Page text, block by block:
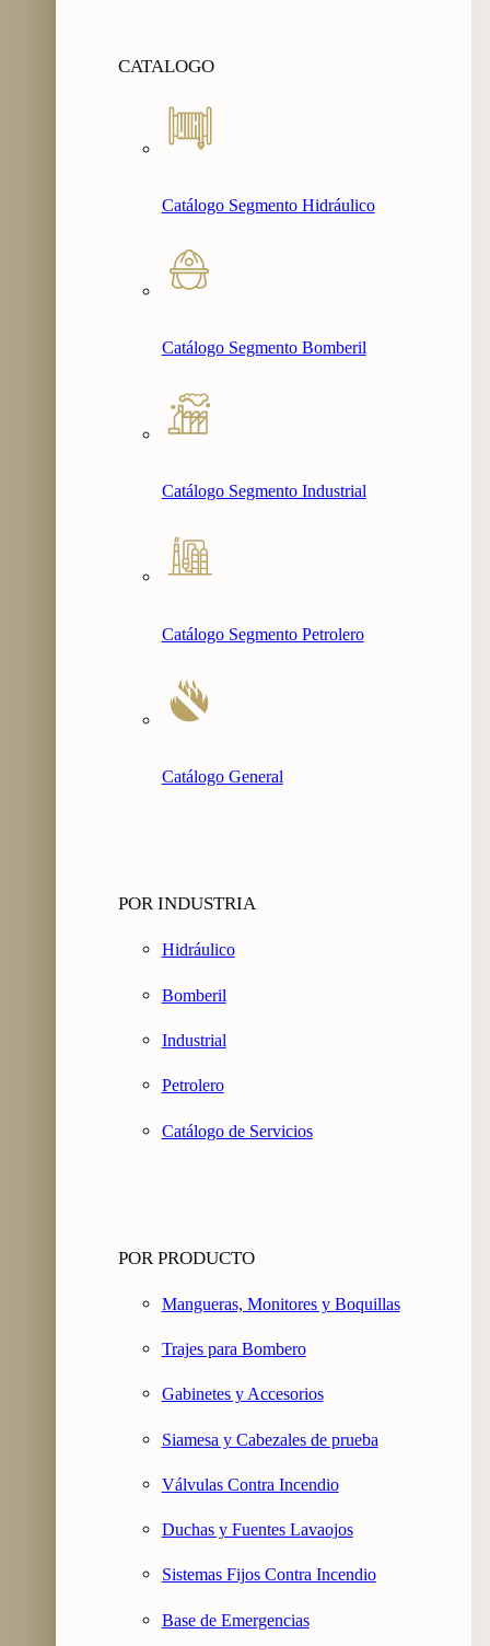
CATALOGO
Catálogo Segmento Hidráulico
Catálogo Segmento Bomberil
Catálogo Segmento Industrial
Catálogo Segmento Petrolero
Catálogo General
POR INDUSTRIA
Hidráulico
Bomberil
Industrial
Petrolero
Catálogo de Servicios
POR PRODUCTO
Mangueras, Monitores y Boquillas
Trajes para Bombero
Gabinetes y Accesorios
Siamesa y Cabezales de prueba
Válvulas Contra Incendio
Duchas y Fuentes Lavaojos
Sistemas Fijos Contra Incendio
Base de Emergencias